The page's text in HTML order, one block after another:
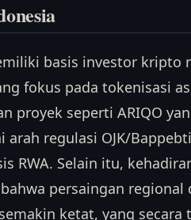
basis investor kripto
fokus pada tokenisasi
proyek seperti ARIQO
arah regulasi OJK/
RWA. Selain itu,
persaingan
ketat, yang